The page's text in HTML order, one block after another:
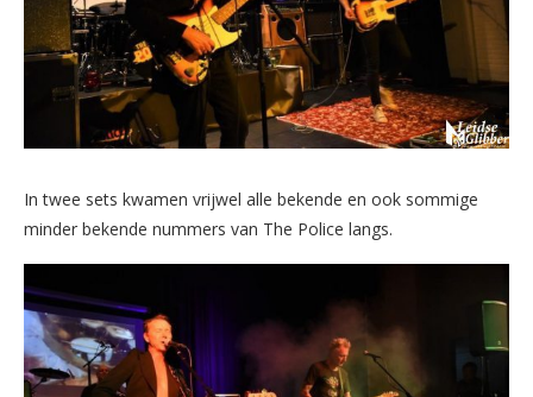
In twee sets kwamen vrijwel alle bekende en ook sommige
minder bekende nummers van The Police langs.